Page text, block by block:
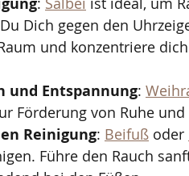
Dich gegen den
und konzentriere
und Entspannung:
Förderung von Ruhe
Reinigung: Beifuß oder
Führe den Rauch